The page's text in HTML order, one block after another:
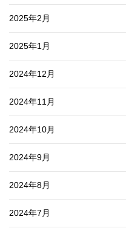
2025年2月
2025年1月
2024年12月
2024年11月
2024年10月
2024年9月
2024年8月
2024年7月